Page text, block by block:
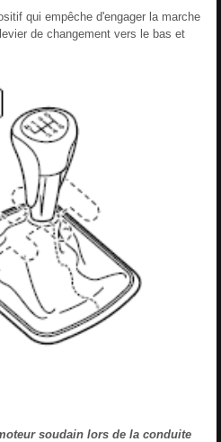
qui empêche d'engager la marche
de changement vers le bas et
soudain lors de la conduite